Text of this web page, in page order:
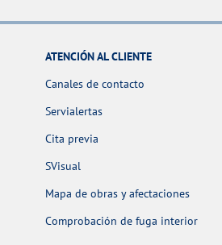
ATENCIÓN AL CLIENTE
Canales de contacto
Servialertas
Cita previa
SVisual
Mapa de obras y afectaciones
Comprobación de fuga interior